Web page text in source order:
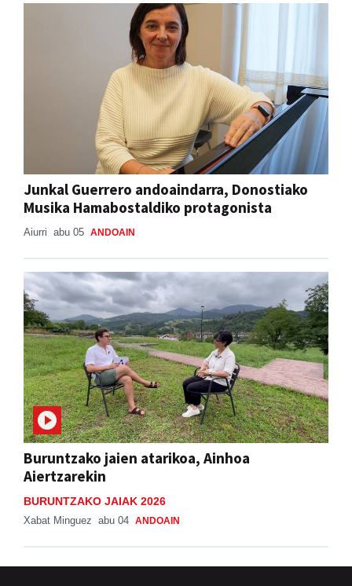
Junkal Guerrero andoaindarra, Donostiako
Musika Hamabostaldiko protagonista
Aiurri abu 05 ANDOAIN
Buruntzako jaien atarikoa, Ainhoa
Aiertzarekin
BURUNTZAKO JAIAK 2026
Xabat Minguez abu 04 ANDOAIN